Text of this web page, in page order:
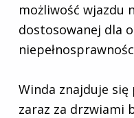
możliwość wjazdu
dostosowanej dla
Winda znajduje
zaraz za drzwiami